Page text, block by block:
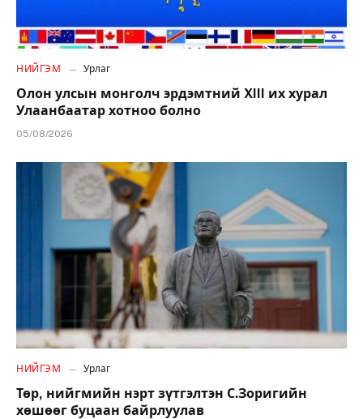
НИЙГЭМ Урлаг
Олон улсын монголч эрдэмтний XIII их хурал
Улаанбаатар хотноо болно
05/08/2026
НИЙГЭМ Урлаг
Төр, нийгмийн нэрт зүтгэлтэн С.Зоригийн
хөшөөг буцаан байрлуулав